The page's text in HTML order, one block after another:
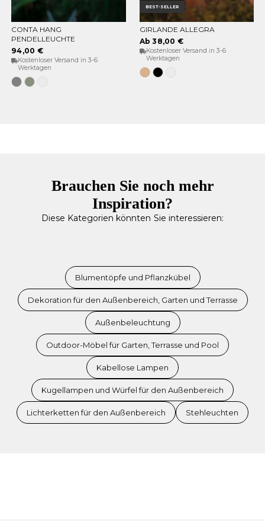
OPTIONEN WÄHLEN
CONTA HANG
PENDELLEUCHTE
94,00 €
Kostenloser Versand in 3-6
Werktagen
GrauWeiches
Grün
BEST-SELLER
OPTIONEN WÄHLEN
GIRLANDE ALLEGRA
Ab 38,00 €
Kostenloser Versand in 3-6
Werktagen
JuteSchwarz
Brauchen Sie noch mehr
Inspiration?
Diese Kategorien könnten Sie interessieren:
Blumentöpfe und Pflanzkübel
Dekoration für den Außenbereich, Garten und Terrasse
Außenbeleuchtung
Outdoor-Möbel für Garten, Terrasse und Pool
Kabellose Lampen
Kugellampen und Würfel für den Außenbereich
Lichterketten für den Außenbereich Stehleuchten